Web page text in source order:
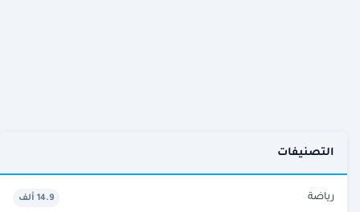
التصنيفات
رياضة 14.9 ألف